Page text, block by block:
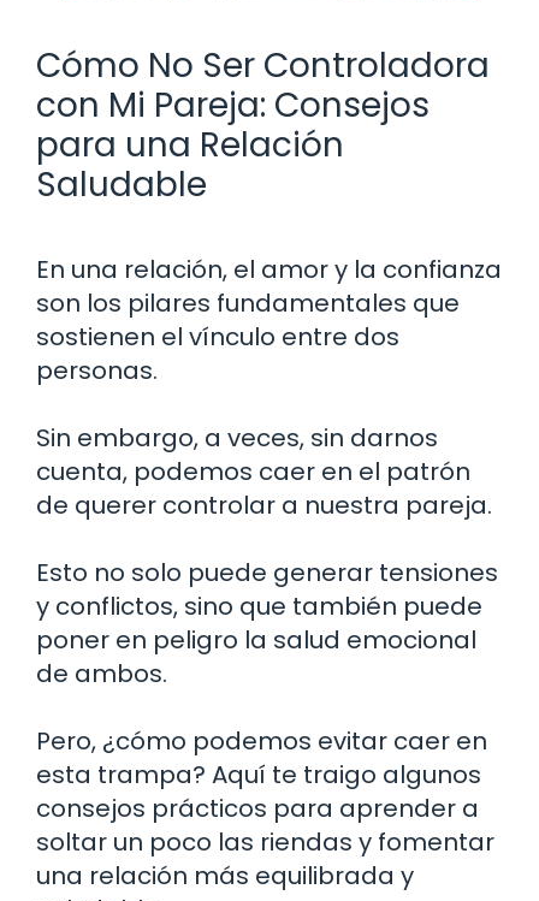
Cómo No Ser Controladora
con Mi Pareja: Consejos
para una Relación
Saludable
En una relación, el amor y la confianza
son los pilares fundamentales que
sostienen el vínculo entre dos
personas.
Sin embargo, a veces, sin darnos
cuenta, podemos caer en el patrón
de querer controlar a nuestra pareja.
Esto no solo puede generar tensiones
y conflictos, sino que también puede
poner en peligro la salud emocional
de ambos.
Pero, ¿cómo podemos evitar caer en
esta trampa? Aquí te traigo algunos
consejos prácticos para aprender a
soltar un poco las riendas y fomentar
una relación más equilibrada y